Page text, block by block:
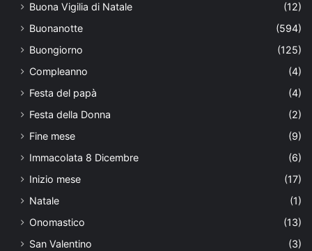
Buona Vigilia di Natale
(12)
Buonanotte
(594)
Buongiorno
(125)
Compleanno
(4)
Festa del papà
(4)
Festa della Donna
(2)
Fine mese
(9)
Immacolata 8 Dicembre
(6)
Inizio mese
(17)
Natale
(1)
Onomastico
(13)
San Valentino
(3)